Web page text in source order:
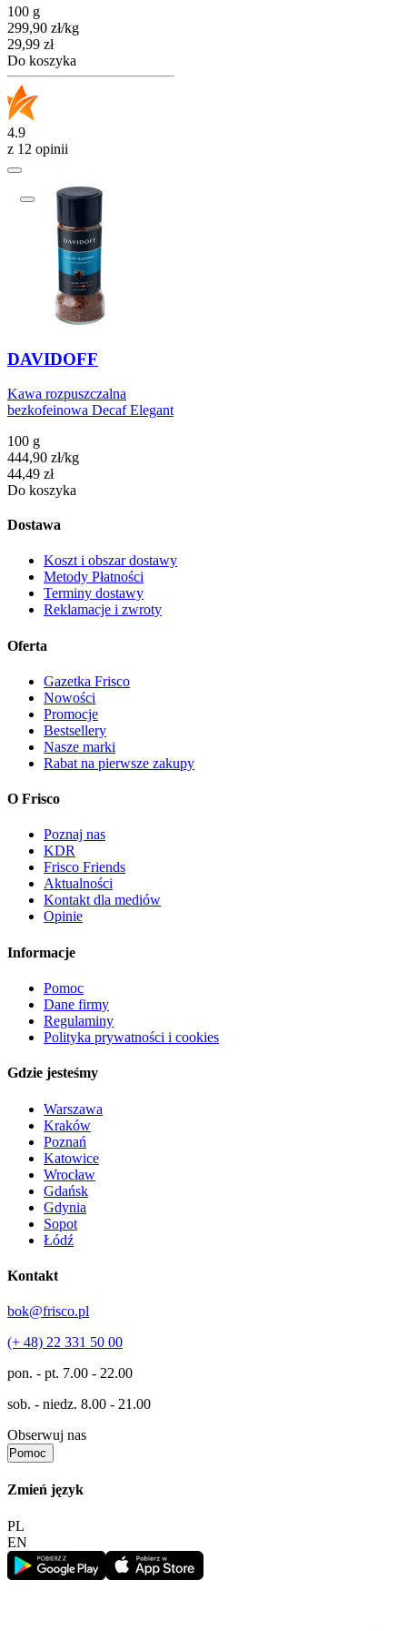
100 g
299,90 zł/kg
Cena
29,99 zł
Do koszyka
4.9
z 12 opinii
DAVIDOFF
Kawa rozpuszczalna
bezkofeinowa Decaf Elegant
100 g
444,90 zł/kg
Cena
44,49 zł
Do koszyka
Dostawa
Koszt i obszar dostawy
Metody Płatności
Terminy dostawy
Reklamacje i zwroty
Oferta
Gazetka Frisco
Nowości
Promocje
Bestsellery
Nasze marki
Rabat na pierwsze zakupy
O Frisco
Poznaj nas
KDR
Frisco Friends
Aktualności
Kontakt dla mediów
Opinie
Informacje
Pomoc
Dane firmy
Regulaminy
Polityka prywatności i cookies
Gdzie jesteśmy
Warszawa
Kraków
Poznań
Katowice
Wrocław
Gdańsk
Gdynia
Sopot
Łódź
Kontakt
bok@frisco.pl
(+ 48) 22 331 50 00
pon. - pt. 7.00 - 22.00
sob. - niedz. 8.00 - 21.00
Obserwuj nas
Pomoc
Zmień język
PL
EN